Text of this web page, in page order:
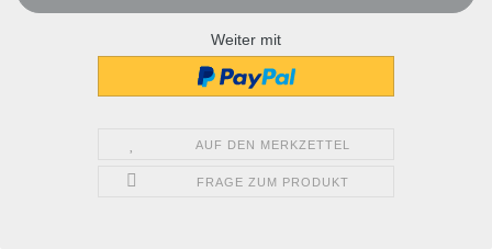
Weiter mit
AUF DEN MERKZETTEL
FRAGE ZUM PRODUKT